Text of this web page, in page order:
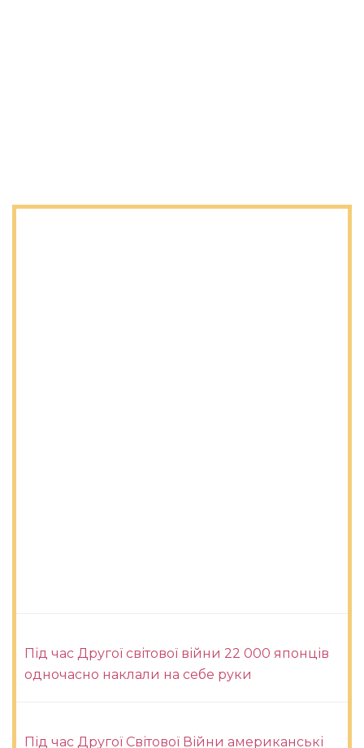
Під час Другої світової війни 22 000 японців
одночасно наклали на себе руки
Під час Другої Світової Війни американські